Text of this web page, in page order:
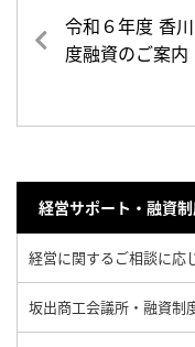
令和６年度 香
度融資のご案内
経営サポート・融資
経営に関するご相談に応
坂出商工会議所・融資制